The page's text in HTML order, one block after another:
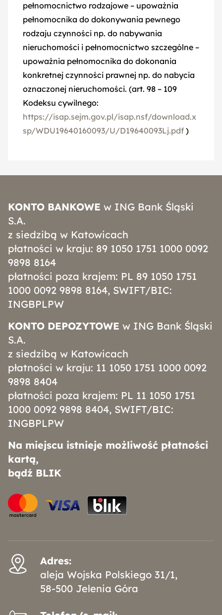
pełnomocnictwo rodzajowe – upoważnia
pełnomocnika do dokonywania pewnego
rodzaju czynności np. do nabywania
nieruchomości i pełnomocnictwo szczególne –
upoważnia pełnomocnika do dokonania
konkretnej czynności prawnej np. do nabycia
oznaczonej nieruchomości. (art. 98 – 109
Kodeksu cywilnego:
https://isap.sejm.gov.pl/isap.nsf/download.x
sp/WDU19640160093/U/D19640093Lj.pdf )
KONTO BANKOWE w ING Bank Śląski
S.A.
z siedzibą w Katowicach
płatności w kraju: 89 1050 1751 1000 0092
9898 8164
płatności poza krajem: PL 89 1050 1751
1000 0092 9898 8164, SWIFT/BIC:
INGBPLPW
KONTO DEPOZYTOWE w ING Bank Śląski
S.A.
z siedzibą w Katowicach
płatności w kraju: 11 1050 1751 1000 0092
9898 8404
płatności poza krajem: PL 11 1050 1751
1000 0092 9898 8404, SWIFT/BIC:
INGBPLPW
Na miejscu istnieje możliwość płatności
kartą,
bądź BLIK
Adres:
aleja Wojska Polskiego 31/1,
58-500 Jelenia Góra